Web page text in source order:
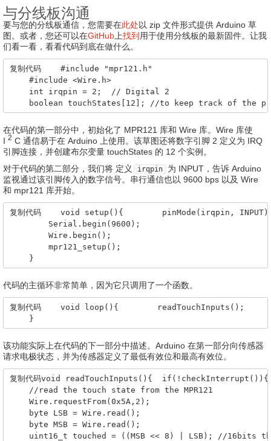
与分线板沟通
要与您的分线板通信，您需要在此处以 zip 文件形式提供 Arduino 草
图。 或者，您还可以在GitHub 上找到用于使用分线板的最新固件。 让我
们看一看，看看代码到底在做什么。
复制代码    #include "mpr121.h"
#include <Wire.h>
int irqpin = 2;  // Digital 2
boolean touchStates[12]; //to keep track of the
在代码的第一部分中，初始化了 MPR121 库和 Wire 库。 Wire 库使
I 2 C 通信易于在 Arduino 上使用。 该草图还将数字引脚 2 定义为 IRQ
引脚连接，并创建布尔变量 touchStates 的 12 个实例。
对于代码的第二部分，我们将 定义
irqpin
为 INPUT，告诉 Arduino
监视通过该引脚传入的数字信号。 串行通信也以 9600 bps 以及 Wire
和 mpr121 库开始。
复制代码    void setup(){        pinMode(irqpin,
Serial.begin(9600);
Wire.begin();
mpr121_setup();
}
代码的主循环非常简单，因为它只调用了一个函数。
复制代码    void loop(){        readTouchInputs();
}
该功能实际上在代码的下一部分中描述。 Arduino 在第一部分向传感器
请求电极状态，并为传感器定义了最低有效位和最高有效位。
复制代码void readTouchInputs(){  if(!checkInterrupt()){
//read the touch state from the MPR121
Wire.requestFrom(0x5A,2);
byte LSB = Wire.read();
byte MSB = Wire.read();
uint16_t touched = ((MSB << 8) | LSB); //16bits